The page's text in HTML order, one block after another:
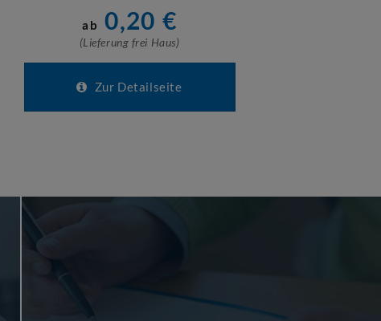
ab 0,20 €
(Lieferung frei Haus)
Zur Detailseite